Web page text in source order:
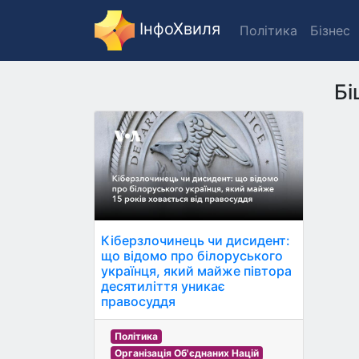
ІнфоХвиля Політика Бізнес
Кіберзлочинець чи дисидент:
що відомо про білоруського
українця, який майже півтора
десятиліття уникає
правосуддя
Політика
Організація Об'єднаних Націй